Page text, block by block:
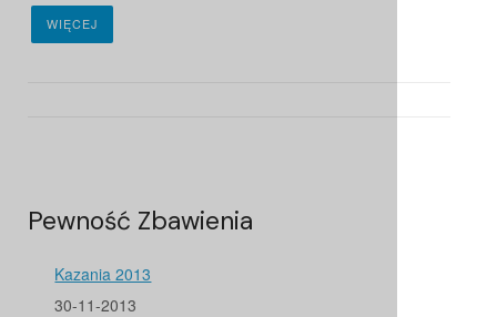
WIĘCEJ
Pewność Zbawienia
Kazania 2013
30-11-2013